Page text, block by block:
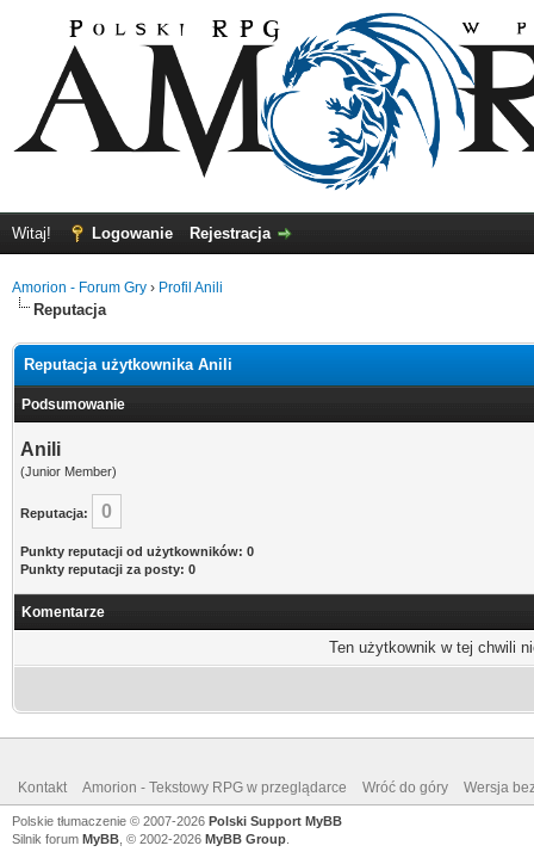
Witaj! Logowanie Rejestracja
Amorion - Forum Gry › Profil Anili
Reputacja
Reputacja użytkownika Anili
Podsumowanie
Anili
(Junior Member)
Reputacja: 0
Punkty reputacji od użytkowników: 0
Punkty reputacji za posty: 0
Komentarze
Ten użytkownik w tej chwili
Kontakt Amorion - Tekstowy RPG w przeglądarce Wróć do góry Wersja
Polskie tłumaczenie © 2007-2026 Polski Support MyBB
Silnik forum MyBB , © 2002-2026 MyBB Group